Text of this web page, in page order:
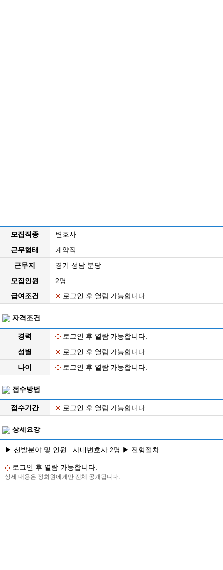
모집직종
변호사
근무형태
계약직
근무지
경기 성남 분당
모집인원
2명
급여조건
로그인 후 열람 가능합니다.
자격조건
경력
로그인 후 열람 가능합니다.
성별
로그인 후 열람 가능합니다.
나이
로그인 후 열람 가능합니다.
접수방법
접수기간 로그인 후 열람 가능합니다.
상세요강
▶ 선발분야 및 인원 : 사내변호사 2명 ▶ 전형절차 ...
로그인 후 열람 가능합니다.
상세 내용은 정회원에게만 전체 공개됩니다.